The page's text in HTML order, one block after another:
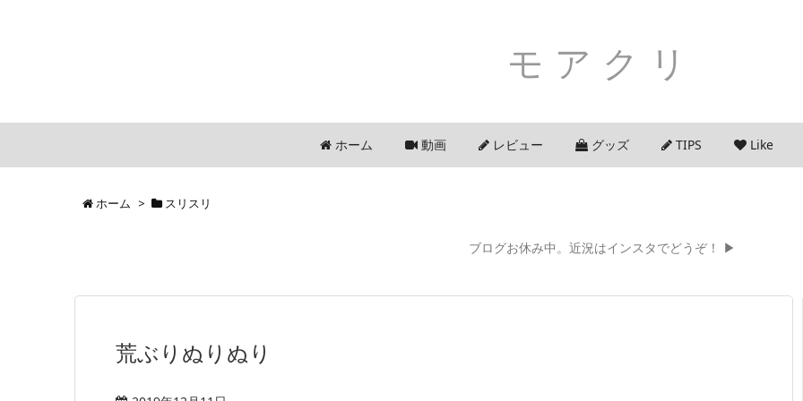
モアクリ
ホーム 動画 レビュー グッズ TIPS Like
ホーム > スリスリ
ブログお休み中。近況はインスタでどうぞ！ ▶
荒ぶりぬりぬり